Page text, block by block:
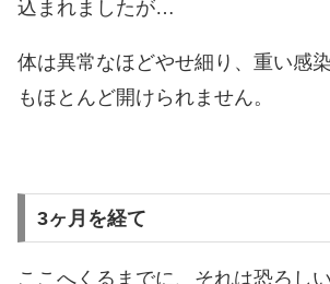
込まれましたが…
体は異常なほどやせ細り、重い感
もほとんど開けられません。
3ヶ月を経て
ここへくるまでに、それは恐ろし